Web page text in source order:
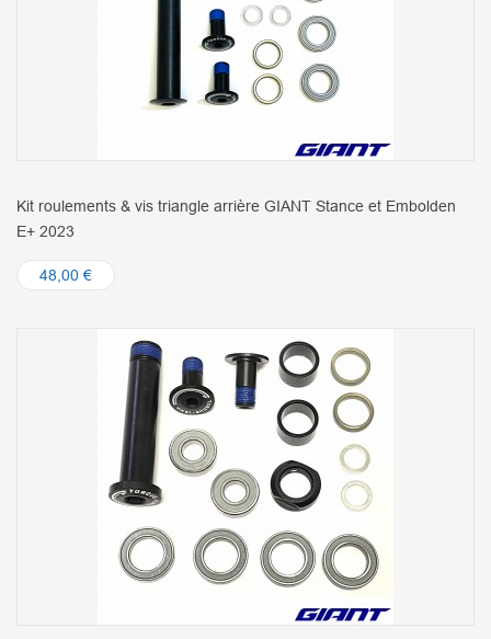
Kit roulements & vis triangle arrière GIANT Stance et Embolden
E+ 2023
48,00 €